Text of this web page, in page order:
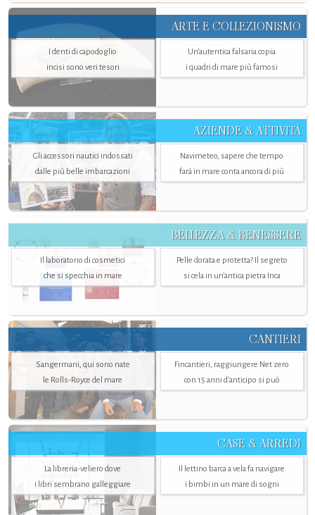
ARTE E COLLEZIONISMO
I denti di capodoglio
incisi sono veri tesori
Un’autentica falsaria copia
i quadri di mare più famosi
AZIENDE & ATTIVITÀ
Gli accessori nautici indossati
dalle più belle imbarcazioni
Navimeteo, sapere che tempo
farà in mare conta ancora di più
BELLEZZA & BENESSERE
Il laboratorio di cosmetici
che si specchia in mare
Pelle dorata e protetta? Il segreto
si cela in un’antica pietra Inca
CANTIERI
Sangermani, qui sono nate
le Rolls-Royce del mare
Fincantieri, raggiungere Net zero
con 15 anni d'anticipo si può
CASE & ARREDI
La libreria-veliero dove
i libri sembrano galleggiare
Il lettino barca a vela fa navigare
i bimbi in un mare di sogni